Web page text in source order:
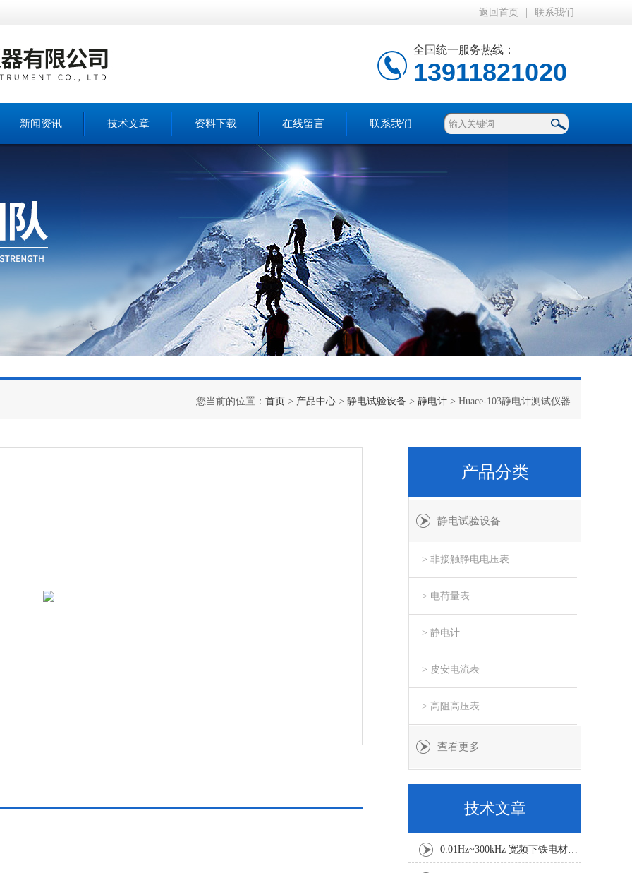
返回首页 联系我们
全国统一服务热线：
13911821020
新闻资讯 技术文章 资料下载 在线留言 联系我们
您当前的位置： 首页 > 产品中心 > 静电试验设备 > 静电计 > Huace-103静电计测试仪器
产品分类
静电试验设备
> 非接触静电电压表
> 电荷量表
> 静电计
> 皮安电流表
> 高阻高压表
查看更多
技术文章
0.01Hz~300kHz 宽频下铁电材料电滞回线与击穿特性测试研究